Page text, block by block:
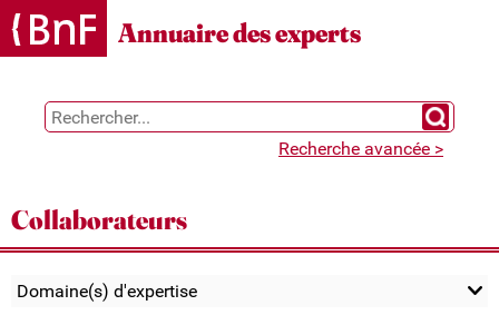
Gestion des cookies
Annuaire des experts
Chercher
Recherche avancée >
Collaborateurs
Domaine(s) d'expertise